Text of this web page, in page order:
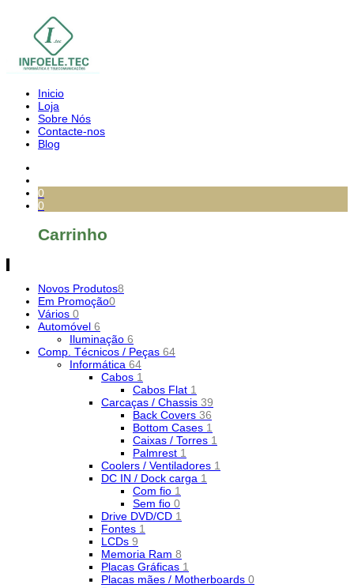
Inicio
Loja
Sobre Nós
Contacte-nos
Blog
0
0
Carrinho
Novos Produtos8
Em Promoção0
Vários 0
Automóvel 6
Iluminação 6
Comp. Técnicos / Peças 64
Informática 64
Cabos 1
Cabos Flat 1
Carcaças / Chassis 39
Back Covers 36
Bottom Cases 1
Caixas / Torres 1
Palmrest 1
Coolers / Ventiladores 1
DC IN / Dock carga 1
Com fio 1
Sem fio 0
Drive DVD/CD 1
Fontes 1
LCDs 9
Memoria Ram 8
Placas Gráficas 1
Placas mães / Motherboards 0